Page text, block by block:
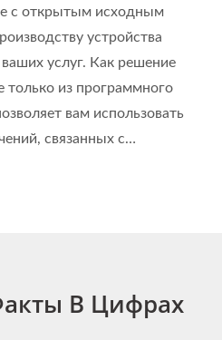
с открытым исходным
устройства
услуг. Как решение
только из программного
вам использовать
связанных с
В Цифрах